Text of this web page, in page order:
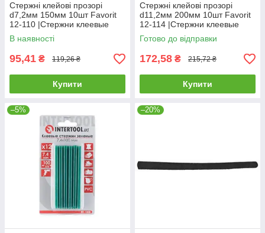
Стержні клейові прозорі
d7,2мм 150мм 10шт Favorit
12-110 |Стержни клеевые
прозрачные
В наявності
95,41 ₴ 119,26 ₴
Купити
Стержні клейові прозорі
d11,2мм 200мм 10шт Favorit
12-114 |Стержни клеевые
прозрачные
Готово до відправки
172,58 ₴ 215,72 ₴
Купити
–5% –20%